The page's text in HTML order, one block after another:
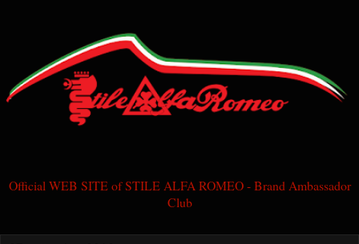
Official WEB SITE of STILE ALFA ROMEO - Brand Ambassador
Club